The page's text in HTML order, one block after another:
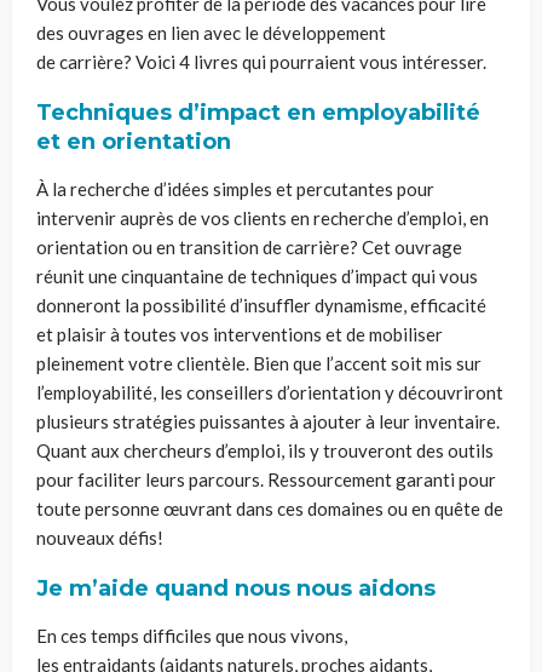
des ouvrages en lien avec le développement
de carrière? Voici 4 livres qui pourraient vous intéresser.
Techniques d’impact en employabilité
et en orientation
À la recherche d’idées simples et percutantes pour
intervenir auprès de vos clients en recherche d’emploi, en
orientation ou en transition de carrière? Cet ouvrage
réunit une cinquantaine de techniques d’impact qui vous
donneront la possibilité d’insuffler dynamisme, efficacité
et plaisir à toutes vos interventions et de mobiliser
pleinement votre clientèle. Bien que l’accent soit mis sur
l’employabilité, les conseil­lers d’orientation y découvriront
plusieurs stratégies puissantes à ajouter à leur inventaire.
Quant aux chercheurs d’emploi, ils y trouveront des outils
pour faciliter leurs parcours. Ressourcement garanti pour
toute personne œuvrant dans ces domaines ou en quête de
nouveaux défis!
Je m’aide quand nous nous aidons
En ces temps difficiles que nous vivons,
les entraidants (aidants naturels, proches aidants,